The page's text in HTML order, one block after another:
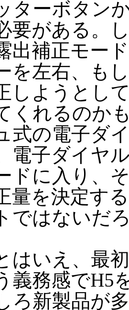
ターボタン
要がある。
出補正モー
を左右、も
しようとし
くれるのか
式の電子ダ
電子ダイヤ
ドに入り、
量を決定す
ではないだ
いえ、最
義務感でH5
ろ新製品が